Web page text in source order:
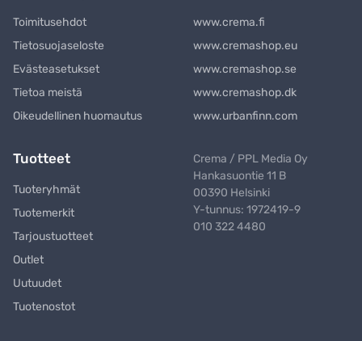
Toimitusehdot
Tietosuojaseloste
Evästeasetukset
Tietoa meistä
Oikeudellinen huomautus
www.crema.fi
www.cremashop.eu
www.cremashop.se
www.cremashop.dk
www.urbanfinn.com
Tuotteet
Tuoteryhmät
Tuotemerkit
Tarjoustuotteet
Outlet
Uutuudet
Tuotenostot
Crema / PPL Media Oy
Hankasuontie 11 B
00390 Helsinki
Y-tunnus: 1972419-9
010 322 4480